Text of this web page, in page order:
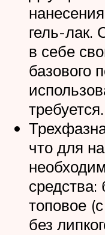
гель-лак.
в себе
базового
требуется.
что для
средства:
топовое
без